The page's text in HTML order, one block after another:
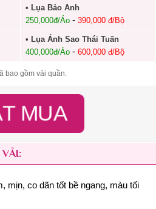
• Lụa Bảo Anh
250,000đ/Áo- 390,000 đ/Bộ
• Lụa Ánh Sao Thái Tuấn
400,000đ/Áo- 600,000 đ/Bộ
bao gồm vải quần.
MUA
mịn, co dãn tốt bề ngang, màu tối